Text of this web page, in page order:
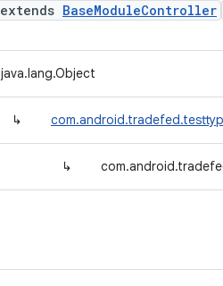
extends BaseModuleController
java.lang.Object
↳
↳